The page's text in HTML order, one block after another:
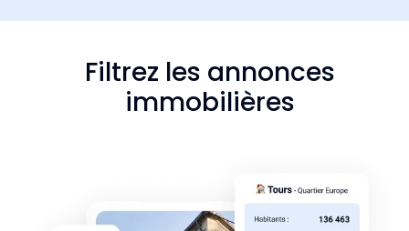
Filtrez les annonces
immobilières